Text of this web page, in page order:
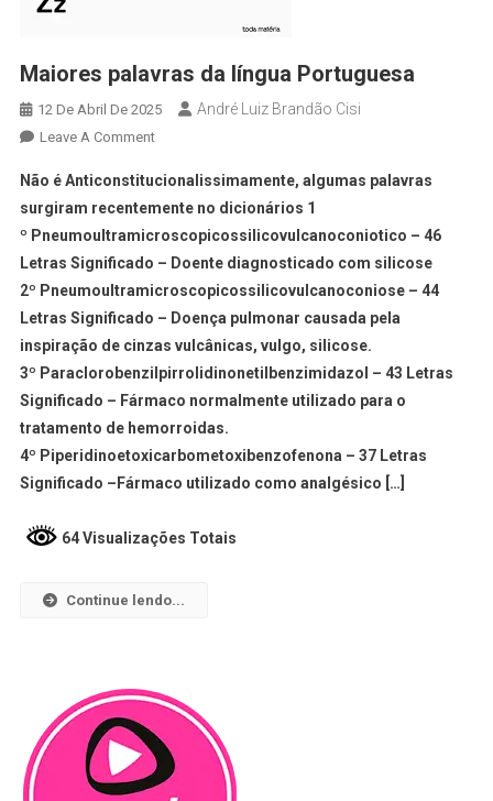
Maiores palavras da língua Portuguesa
12 De Abril De 2025 André Luiz Brandão Cisi
Leave A Comment
Não é Anticonstitucionalissimamente, algumas palavras
surgiram recentemente no dicionários 1
º Pneumoultramicroscopicossilicovulcanoconiotico – 46
Letras Significado – Doente diagnosticado com silicose
2º Pneumoultramicroscopicossilicovulcanoconiose – 44
Letras Significado – Doença pulmonar causada pela
inspiração de cinzas vulcânicas, vulgo, silicose.
3º Paraclorobenzilpirrolidinonetilbenzimidazol – 43 Letras
Significado – Fármaco normalmente utilizado para o
tratamento de hemorroidas.
4º Piperidinoetoxicarbometoxibenzofenona – 37 Letras
Significado –Fármaco utilizado como analgésico […]
64 Visualizações Totais
Continue lendo...